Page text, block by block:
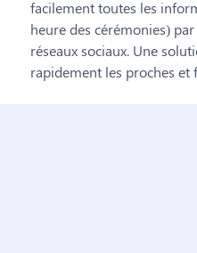
facilement toutes les
heure des cérémonies)
réseaux sociaux. Une
rapidement les proches et